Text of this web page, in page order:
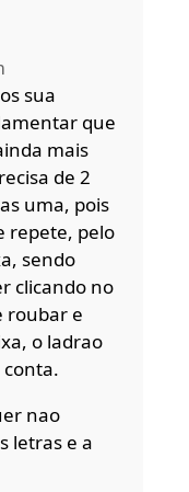
sua
que
mais
de 2
uma, pois
repete, pelo
sendo
clicando no
roubar e
o ladrao
conta.
nao
letras e a